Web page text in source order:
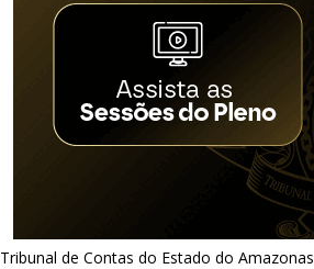
Tribunal de Contas do Estado do Amazonas